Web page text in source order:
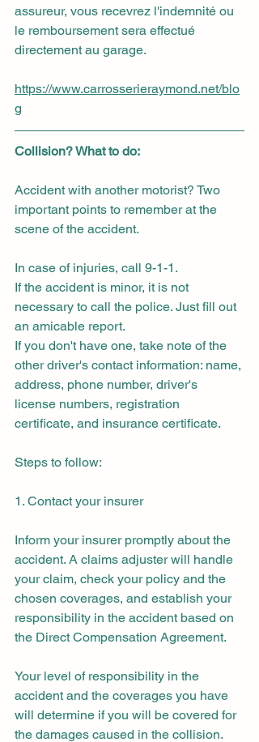
assureur, vous recevrez l'indemnité ou
le remboursement sera effectué
directement au garage.
https://www.carrosserieraymond.net/blo
g
Collision? What to do:
Accident with another motorist? Two
important points to remember at the
scene of the accident.
In case of injuries, call 9-1-1.
If the accident is minor, it is not
necessary to call the police. Just fill out
an amicable report.
If you don't have one, take note of the
other driver's contact information: name,
address, phone number, driver's
license numbers, registration
certificate, and insurance certificate.
Steps to follow:
1. Contact your insurer
Inform your insurer promptly about the
accident. A claims adjuster will handle
your claim, check your policy and the
chosen coverages, and establish your
responsibility in the accident based on
the Direct Compensation Agreement.
Your level of responsibility in the
accident and the coverages you have
will determine if you will be covered for
the damages caused in the collision.